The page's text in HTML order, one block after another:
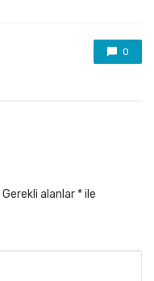
0
Gerekli alanlar *ile